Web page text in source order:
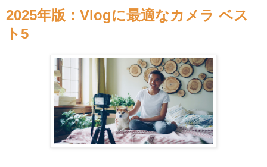
2025年版：Vlogに最適なカメラ ベス
ト5